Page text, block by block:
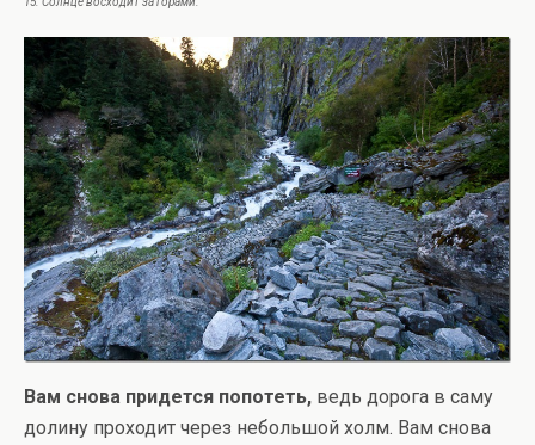
Вам снова придется попотеть, ведь дорога в саму
долину проходит через небольшой холм. Вам снова